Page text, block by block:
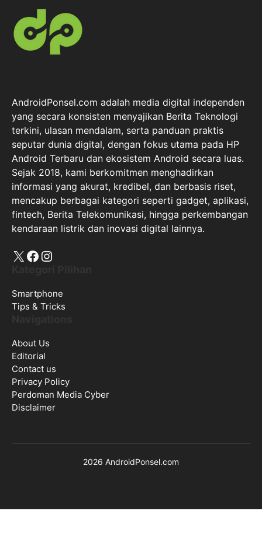
AndroidPonsel.com adalah media digital independen
yang secara konsisten menyajikan Berita Teknologi
terkini, ulasan mendalam, serta panduan praktis
seputar dunia digital, dengan fokus utama pada HP
Android Terbaru dan ekosistem Android secara luas.
Sejak 2018, kami berkomitmen menghadirkan
informasi yang akurat, kredibel, dan berbasis riset,
mencakup berbagai kategori seperti gadget, aplikasi,
fintech, Berita Telekomunikasi, hingga perkembangan
kendaraan listrik dan inovasi digital lainnya.
X Facebook
Instagram
Smartphone
Tips & Tricks
About Us
Editorial
Contact us
Privacy Policy
Perdoman Media Cyber
Disclaimer
2026 AndroidPonsel.com